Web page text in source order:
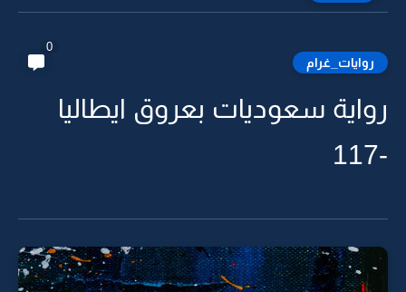
روايات_غرام
0
رواية سعوديات بعروق ايطاليا
-117